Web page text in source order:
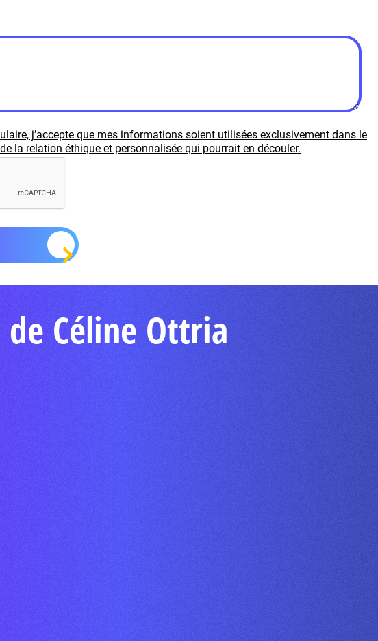
j’accepte que mes informations soient utilisées exclusivement dans le
la relation éthique et personnalisée qui pourrait en découler.
Céline Ottria